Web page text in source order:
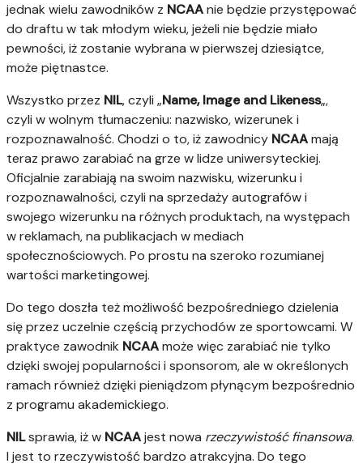
jednak wielu zawodników z NCAAnie będzie przystępować
do draftu w tak młodym wieku, jeżeli nie będzie miało
pewności, iż zostanie wybrana w pierwszej dziesiątce,
może piętnastce.
Wszystko przez NIL, czyli „Name, Image and Likeness„,
czyli w wolnym tłumaczeniu: nazwisko, wizerunek i
rozpoznawalność. Chodzi o to, iż zawodnicy NCAAmają
teraz prawo zarabiać na grze w lidze uniwersyteckiej.
Oficjalnie zarabiają na swoim nazwisku, wizerunku i
rozpoznawalności, czyli na sprzedaży autografów i
swojego wizerunku na różnych produktach, na występach
w reklamach, na publikacjach w mediach
społecznościowych. Po prostu na szeroko rozumianej
wartości marketingowej.
Do tego doszła też możliwość bezpośredniego dzielenia
się przez uczelnie częścią przychodów ze sportowcami. W
praktyce zawodnik NCAAmoże więc zarabiać nie tylko
dzięki swojej popularności i sponsorom, ale w określonych
ramach również dzięki pieniądzom płynącym bezpośrednio
z programu akademickiego.
NILsprawia, iż w NCAAjest nowa rzeczywistość finansowa.
I jest to rzeczywistość bardzo atrakcyjna. Do tego